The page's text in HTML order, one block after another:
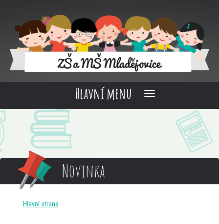
Hlavní menu
Novinka
Hlavní strana